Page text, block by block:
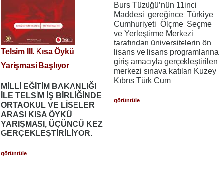
Telsim III. Kısa Öykü
Yarişmasi Başlıyor
MİLLİ EĞİTİM BAKANLIĞI
İLE TELSİM İŞ BİRLİĞİNDE
ORTAOKUL VE LİSELER
ARASI KISA ÖYKÜ
YARIŞMASI, ÜÇÜNCÜ KEZ
GERÇEKLEŞTİRİLİYOR.
görüntüle
Burs Tüzüğü’nün 11inci
Maddesi gereğince; Türkiye
Cumhuriyeti Ölçme, Seçme
ve Yerleştirme Merkezi
tarafından üniversitelerin ön
lisans ve lisans programlarına
giriş amacıyla gerçekleştirilen
merkezi sınava katılan Kuzey
Kıbrıs Türk Cum
görüntüle